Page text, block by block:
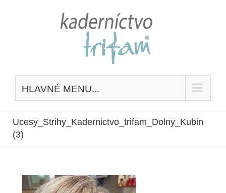
HLAVNÉ MENU...
Ucesy_Strihy_Kadernictvo_trifam_Dolny_Kubin
(3)